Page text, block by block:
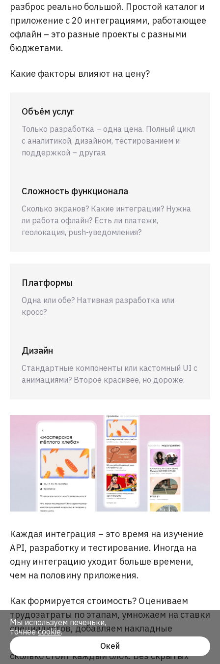
разброс реально большой. Простой каталог и
приложение с 20 интеграциями, работающее
офлайн – это разные проекты с разными
бюджетами.
Какие факторы влияют на цену?
Объём услуг
Только разработка – одна цена. Полный цикл
с аналитикой, дизайном, тестированием и
поддержкой – другая.
Сложность функционала
Сколько экранов? Какие интеграции? Нужна
ли работа офлайн? Есть ли платежи,
геолокация, push-уведомления?
Платформы
Одна или обе? Нативная разработка или
кросс?
Дизайн
Стандартные компоненты или кастомный UI с
анимациями? Второе красивее, но дороже.
Каждая интеграция – это время на изучение
API, разработку и тестирование. Иногда на
одну интеграцию уходит больше времени,
чем на половину приложения.
Как формируется стоимость? Оцениваем
трудозатраты по этапам, умножаем на ставки
специалистов, добавляем накладные
расходы. Даём детальную смету, где видно,
сколько стоит каждый блок. Без скрытых
Мы используем печеньки,
точнееcookie.
Окей